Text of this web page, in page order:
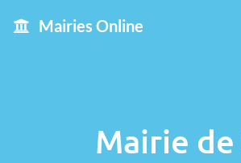
Mairies Online
Mairie de